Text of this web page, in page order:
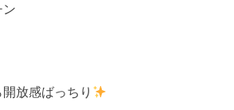
放感ばっちり